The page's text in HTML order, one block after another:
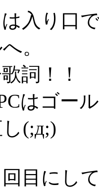
は入り口
。
詞！！
はゴー
(;д;)
目にし